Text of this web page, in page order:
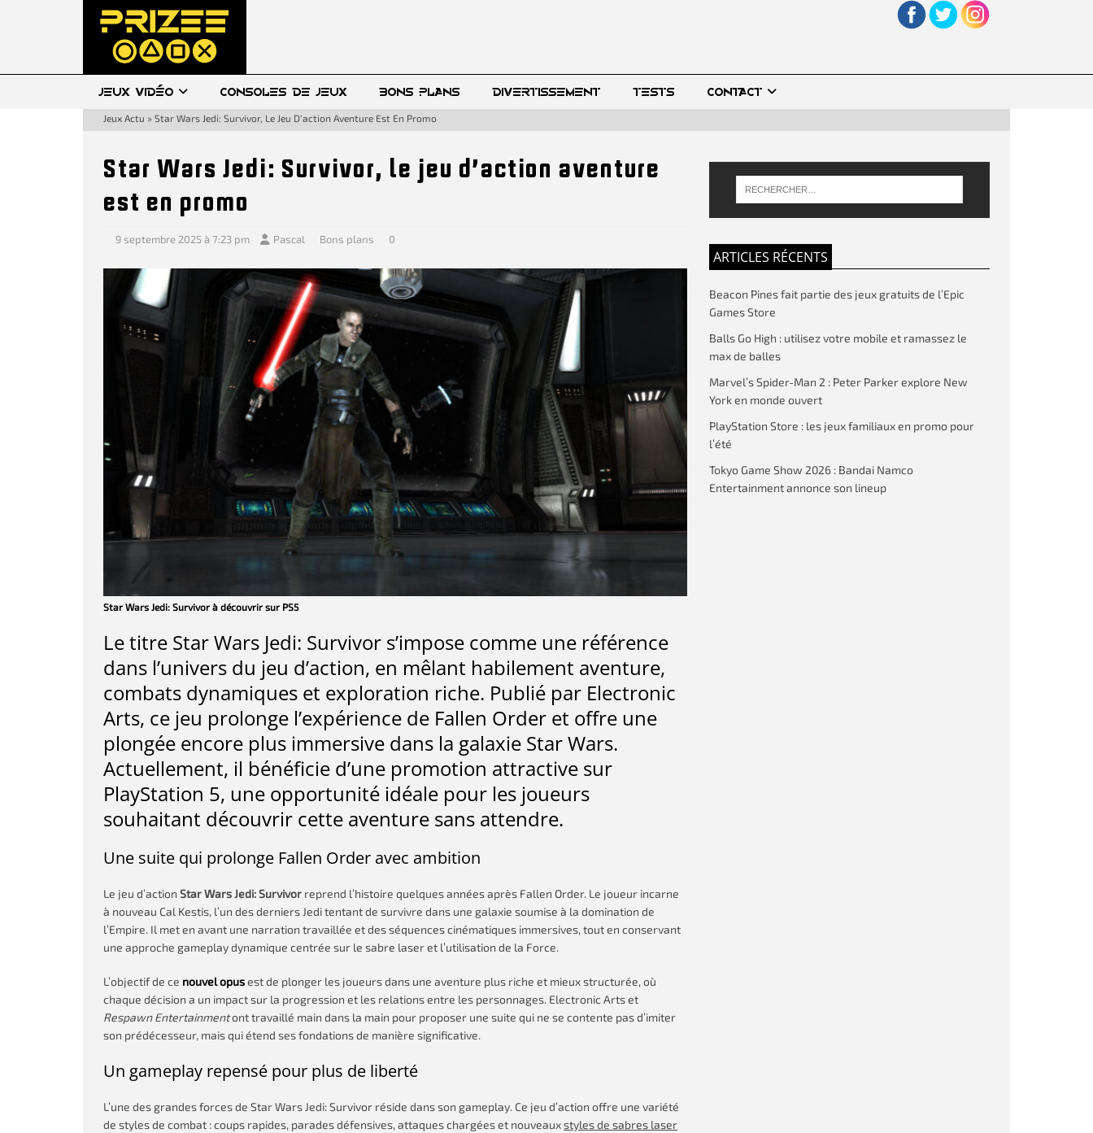
JEUX VIDÉO CONSOLES DE JEUX BONS PLANS DIVERTISSEMENT TESTS CONTACT
Jeux Actu » Star Wars Jedi: Survivor, Le Jeu D’action Aventure Est En Promo
Star Wars Jedi: Survivor, le jeu d’action aventure
est en promo
9 septembre 2025 à 7:23 pm Pascal Bons plans 0
Star Wars Jedi: Survivor à découvrir sur PS5
Le titre Star Wars Jedi: Survivor s’impose comme une référence
dans l’univers du jeu d’action, en mêlant habilement aventure,
combats dynamiques et exploration riche. Publié par Electronic
Arts, ce jeu prolonge l’expérience de Fallen Order et offre une
plongée encore plus immersive dans la galaxie Star Wars.
Actuellement, il bénéficie d’une promotion attractive sur
PlayStation 5, une opportunité idéale pour les joueurs
souhaitant découvrir cette aventure sans attendre.
Une suite qui prolonge Fallen Order avec ambition
Le jeu d’action Star Wars Jedi: Survivor reprend l’histoire quelques années après Fallen Order. Le joueur incarne
à nouveau Cal Kestis, l’un des derniers Jedi tentant de survivre dans une galaxie soumise à la domination de
l’Empire. Il met en avant une narration travaillée et des séquences cinématiques immersives, tout en conservant
une approche gameplay dynamique centrée sur le sabre laser et l’utilisation de la Force.
L’objectif de ce nouvel opusest de plonger les joueurs dans une aventure plus riche et mieux structurée, où
chaque décision a un impact sur la progression et les relations entre les personnages. Electronic Arts et
Respawn Entertainmentont travaillé main dans la main pour proposer une suite qui ne se contente pas d’imiter
son prédécesseur, mais qui étend ses fondations de manière significative.
Un gameplay repensé pour plus de liberté
L’une des grandes forces de Star Wars Jedi: Survivor réside dans son gameplay. Ce jeu d’action offre une variété
de styles de combat : coups rapides, parades défensives, attaques chargées et nouveauxstyles de sabres laser
ARTICLES RÉCENTS
Beacon Pines fait partie des jeux gratuits de l’Epic
Games Store
Balls Go High : utilisez votre mobile et ramassez le
max de balles
Marvel’s Spider-Man 2 : Peter Parker explore New
York en monde ouvert
PlayStation Store : les jeux familiaux en promo pour
l’été
Tokyo Game Show 2026 : Bandai Namco
Entertainment annonce son lineup